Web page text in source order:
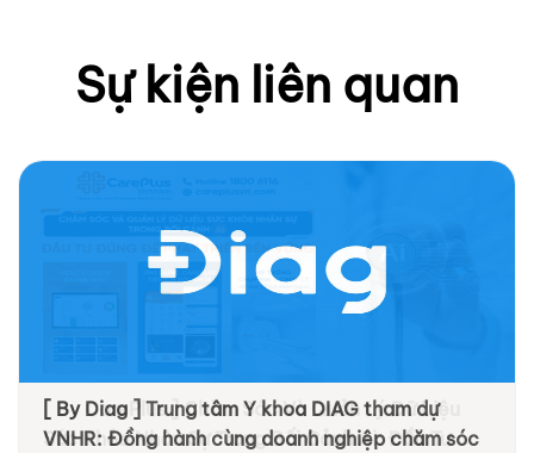
Sự kiện liên quan
[ By Diag ] Trung tâm Y khoa DIAG tham dự
VNHR: Đồng hành cùng doanh nghiệp chăm sóc